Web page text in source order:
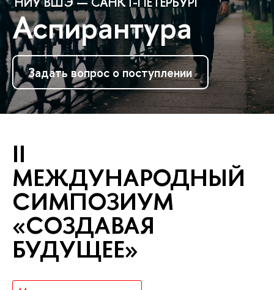
Аспирантура
Задать вопрос о поступлении
II
МЕЖДУНАРОДНЫЙ
СИМПОЗИУМ
«СОЗДАВАЯ
БУДУЩЕЕ»